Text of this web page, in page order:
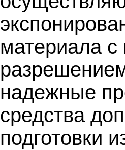
материала
надежные
средства
подготовки